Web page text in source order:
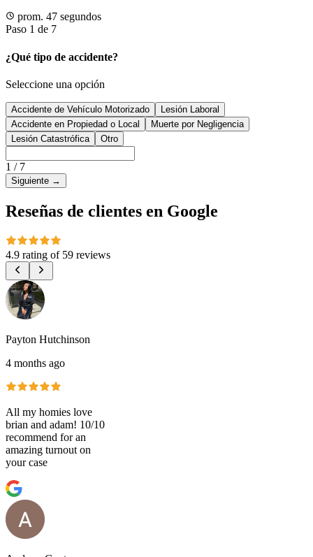
prom. 47 segundos
Paso 1 de 7
¿Qué tipo de accidente?
Seleccione una opción
Accidente de Vehículo Motorizado
Lesión Laboral
Accidente en Propiedad o Local
Muerte por Negligencia
Lesión Catastrófica
Otro
1 / 7
Siguiente →
Reseñas de clientes en Google
4.9 rating of 59 reviews
Payton Hutchinson
4 months ago
All my homies love
brian and adam! 10/10
recommend for an
amazing turnout on
your case